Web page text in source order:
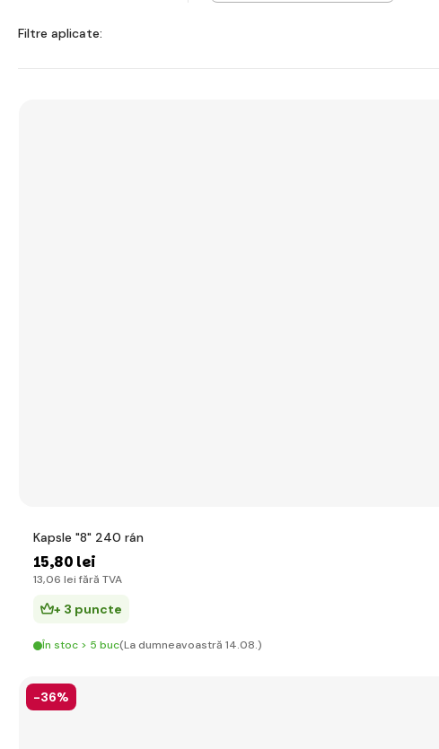
Filtre aplicate:
Kapsle "8" 240 rán
15,80 lei
13,06 lei fără TVA
+ 3 puncte
În stoc > 5 buc(La dumneavoastră 14.08.)
-36%